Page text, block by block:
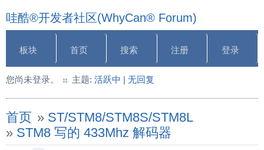
哇酷®开发者社区(WhyCan® Forum)
板块 首页 搜索 注册 登录
您尚未登录。 主题: 活跃中 | 无回复
首页 » ST/STM8/STM8S/STM8L
» STM8 写的 433Mhz 解码器